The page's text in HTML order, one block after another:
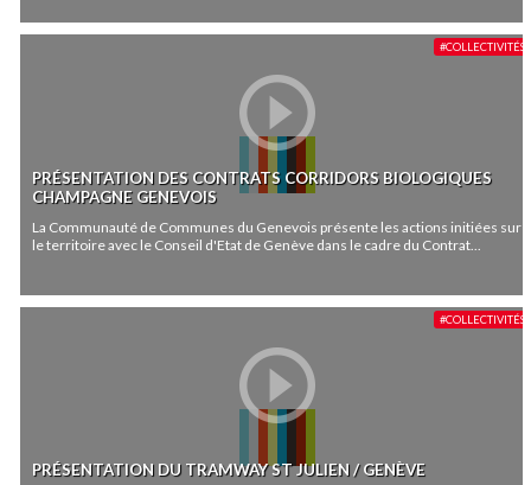
PRÉSENTATION DES CONTRATS CORRIDORS BIOLOGIQUES
CHAMPAGNE GENEVOIS
La Communauté de Communes du Genevois présente les actions initiées sur
le territoire avec le Conseil d'Etat de Genève dans le cadre du Contrat...
#COLLECTIVITÉS
PRÉSENTATION DU TRAMWAY ST JULIEN / GENÈVE
#COLLECTIVITÉS